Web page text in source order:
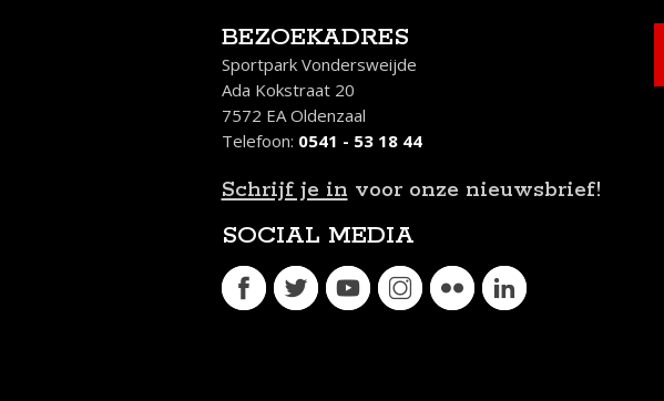
BEZOEKADRES
Sportpark Vondersweijde
Ada Kokstraat 20
7572 EA Oldenzaal
Telefoon: 0541 - 53 18 44
Schrijf je in voor onze nieuwsbrief!
SOCIAL MEDIA